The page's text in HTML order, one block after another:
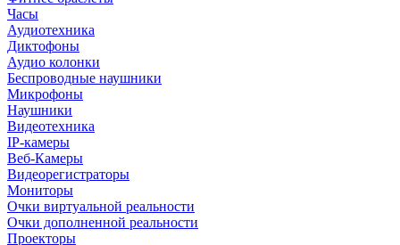
Часы
Аудиотехника
Диктофоны
Аудио колонки
Беспроводные наушники
Микрофоны
Наушники
Видеотехника
IP-камеры
Веб-Камеры
Видеорегистраторы
Мониторы
Очки виртуальной реальности
Очки дополненной реальности
Проекторы